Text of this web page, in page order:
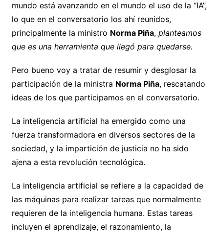
mundo está avanzando en el mundo el uso de la “IA”,
lo que en el conversatorio los ahí reunidos,
principalmente la ministro Norma Piña, planteamos
que es una herramienta que llegó para quedarse.
Pero bueno voy a tratar de resumir y desglosar la
participación de la ministra Norma Piña, rescatando
ideas de los que participamos en el conversatorio.
La inteligencia artificial ha emergido como una
fuerza transformadora en diversos sectores de la
sociedad, y la impartición de justicia no ha sido
ajena a esta revolución tecnológica.
La inteligencia artificial se refiere a la capacidad de
las máquinas para realizar tareas que normalmente
requieren de la inteligencia humana. Estas tareas
incluyen el aprendizaje, el razonamiento, la